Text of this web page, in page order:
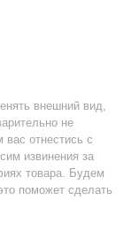
внешний вид,
не
отнестись с
извинения за
товара. Будем
поможет сделать